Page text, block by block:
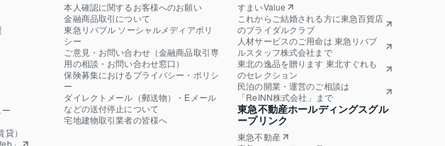
）
」
本人確認に関するお客様へのお願い
金融商品取引について
東急リバブル ソーシャルメディアポリ
シー
ご意見・お問い合わせ（金融商品取引専
用の相談・お問い合わせ窓口）
保険募集におけるプライバシー・ポリシ
ー
ダイレクトメール（郵送物）・Eメール
などの送付停止について
宅地建物取引業者の皆様へ
すまいValue
これからご結婚される方に東急百貨店
のブライダルクラブ
人材サービスのご用命は 東急リバブ
ルスタッフ株式会社まで
東北の逸品を贈ります 東北すぐれも
のセレクション
民泊の開業・運営のご相談は
「ReINN株式会社」まで
東急不動産ホールディングスグル
ープリンク
東急不動産